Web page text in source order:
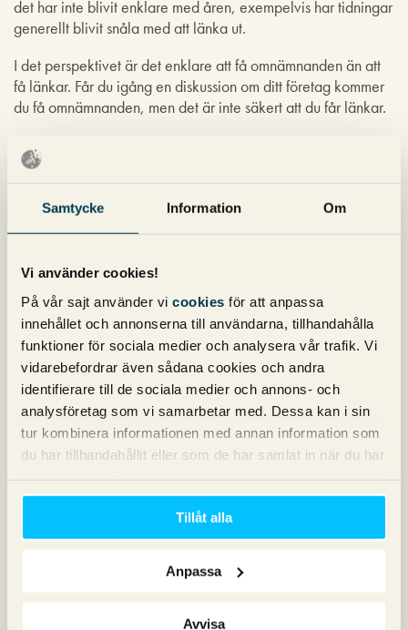
Samtycke Information Om
Vi använder cookies!
På vår sajt använder vi cookies för att anpassa
innehållet och annonserna till användarna, tillhandahålla
funktioner för sociala medier och analysera vår trafik. Vi
vidarebefordrar även sådana cookies och andra
identifierare till de sociala medier och annons- och
analysföretag som vi samarbetar med. Dessa kan i sin
tur kombinera informationen med annan information som
du har tillhandahållit eller som de har samlat in när du har
Tillåt alla
Anpassa
Avvisa
det har inte blivit enklare med åren, exempelvis har tidningar
generellt blivit snåla med att länka ut.
I det perspektivet är det enklare att få omnämnanden än att
få länkar. Får du igång en diskussion om ditt företag kommer
du få omnämnanden, men det är inte säkert att du får länkar.
Lika bra som länkar?
Kommer omnämnanden bli lika viktiga som länkar? Nej, det
tror jag inte. Anledningen är enkel. En länk är ju ett
omnämnande + en länk, så det kommer rimligtvis alltid vara
sannolikt fortsätter att minska.
Vad är din syn på omnämnanden? Är det de nya länkarna?
Kommentera gärna nedan!
Michael Wahlgren
Grundare av Pineberry
Nyhetsbrev
senaste inom SEO, Google Ads och sociala